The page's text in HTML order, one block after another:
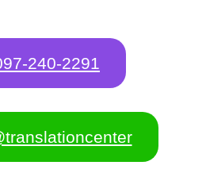
240-2291